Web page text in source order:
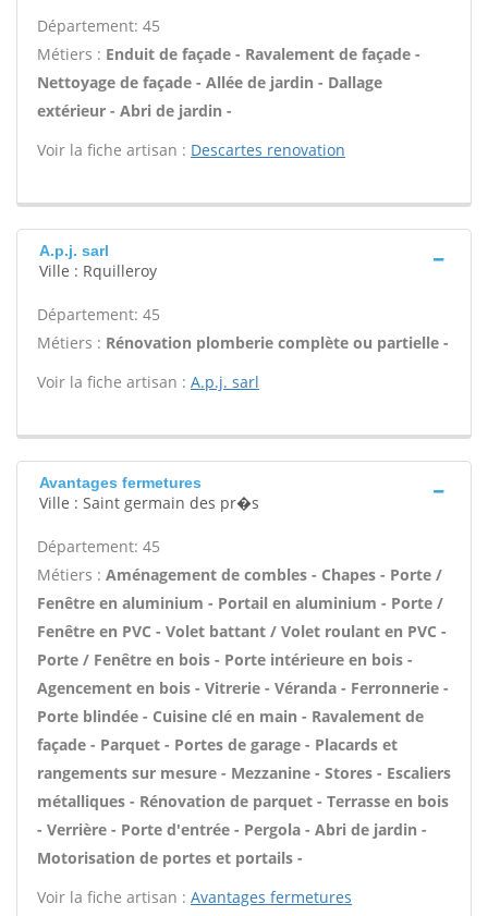
Département: 45
Métiers : Enduit de façade - Ravalement de façade -
Nettoyage de façade - Allée de jardin - Dallage
extérieur - Abri de jardin -
Voir la fiche artisan : Descartes renovation
A.p.j. sarl
Ville : Rquilleroy
Département: 45
Métiers : Rénovation plomberie complète ou partielle -
Voir la fiche artisan : A.p.j. sarl
Avantages fermetures
Ville : Saint germain des pr�s
Département: 45
Métiers : Aménagement de combles - Chapes - Porte /
Fenêtre en aluminium - Portail en aluminium - Porte /
Fenêtre en PVC - Volet battant / Volet roulant en PVC -
Porte / Fenêtre en bois - Porte intérieure en bois -
Agencement en bois - Vitrerie - Véranda - Ferronnerie -
Porte blindée - Cuisine clé en main - Ravalement de
façade - Parquet - Portes de garage - Placards et
rangements sur mesure - Mezzanine - Stores - Escaliers
métalliques - Rénovation de parquet - Terrasse en bois
- Verrière - Porte d'entrée - Pergola - Abri de jardin -
Motorisation de portes et portails -
Voir la fiche artisan : Avantages fermetures